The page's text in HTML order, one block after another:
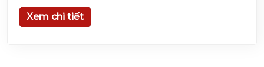
Xem chi tiết